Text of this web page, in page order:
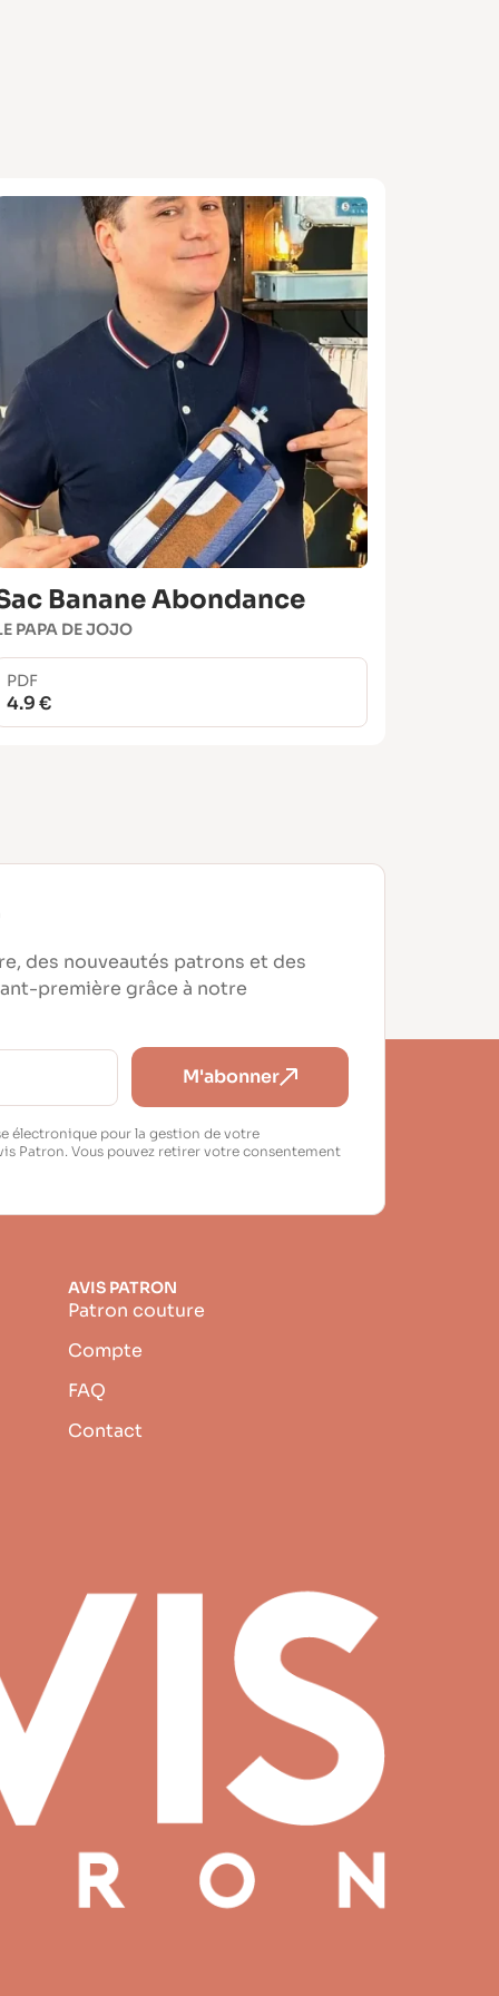
Banane Abondance
PAPA DE JOJO
PDF
4.9 €
des nouveautés patrons et des
première grâce à notre
M'abonner
électronique pour la gestion de votre
Patron. Vous pouvez retirer votre consentement
AVIS PATRON
Patron couture
Compte
FAQ
Contact